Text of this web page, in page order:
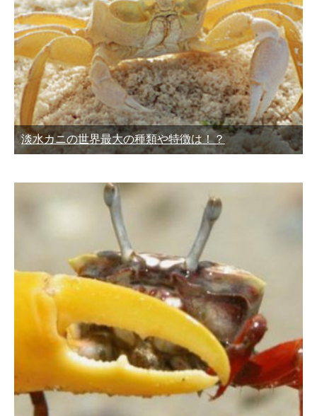
淡水カニの世界最大の種類や特徴は！？